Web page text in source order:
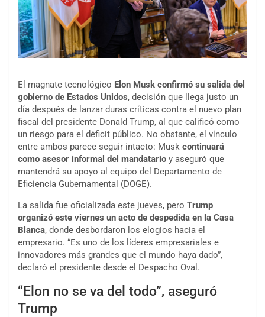
El magnate tecnológico Elon Musk confirmó su salida del
gobierno de Estados Unidos, decisión que llega justo un
día después de lanzar duras críticas contra el nuevo plan
fiscal del presidente Donald Trump, al que calificó como
un riesgo para el déficit público. No obstante, el vínculo
entre ambos parece seguir intacto: Musk continuará
como asesor informal del mandatario y aseguró que
mantendrá su apoyo al equipo del Departamento de
Eficiencia Gubernamental (DOGE).
La salida fue oficializada este jueves, pero Trump
organizó este viernes un acto de despedida en la Casa
Blanca, donde desbordaron los elogios hacia el
empresario. “Es uno de los líderes empresariales e
innovadores más grandes que el mundo haya dado”,
declaró el presidente desde el Despacho Oval.
“Elon no se va del todo”, aseguró
Trump